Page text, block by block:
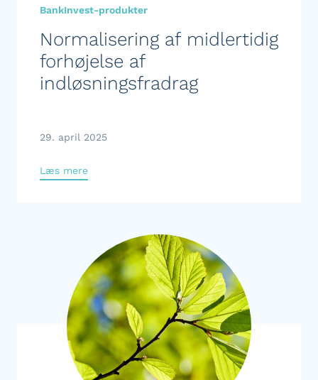
BankInvest-produkter
Normalisering af midlertidig
forhøjelse af
indløsningsfradrag
29. april 2025
Læs mere